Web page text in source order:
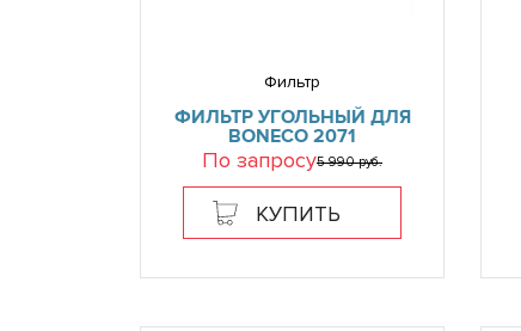
Фильтр
ФИЛЬТР УГОЛЬНЫЙ ДЛЯ
BONECO 2071
По запросу5 990 руб.
КУПИТЬ